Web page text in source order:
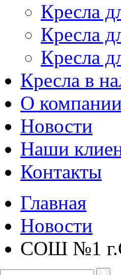
Кресла
Кресла
Кресла
Кресла в
О компании
Новости
Наши
Контакты
Главная
Новости
СОШ №1